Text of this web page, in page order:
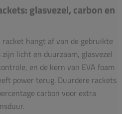
glasvezel, carbon en
hangt af van de gebruikte
licht en duurzaam, glasvezel
en de kern van EVA foam
power terug. Duurdere rackets
carbon voor extra